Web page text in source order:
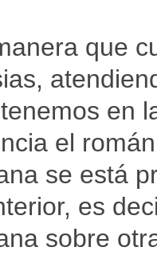
que
en
el
se está
es
sobre